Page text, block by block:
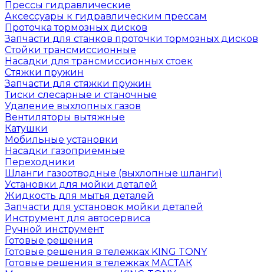
Прессы гидравлические
Аксессуары к гидравлическим прессам
Проточка тормозных дисков
Запчасти для станков проточки тормозных дисков
Стойки трансмиссионные
Насадки для трансмиссионных стоек
Стяжки пружин
Запчасти для стяжки пружин
Тиски слесарные и станочные
Удаление выхлопных газов
Вентиляторы вытяжные
Катушки
Мобильные установки
Насадки газоприемные
Переходники
Шланги газоотводные (выхлопные шланги)
Установки для мойки деталей
Жидкость для мытья деталей
Запчасти для установок мойки деталей
Инструмент для автосервиса
Ручной инструмент
Готовые решения
Готовые решения в тележках KING TONY
Готовые решения в тележках МАСТАК